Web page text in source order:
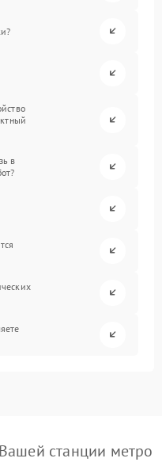
в
станции метро